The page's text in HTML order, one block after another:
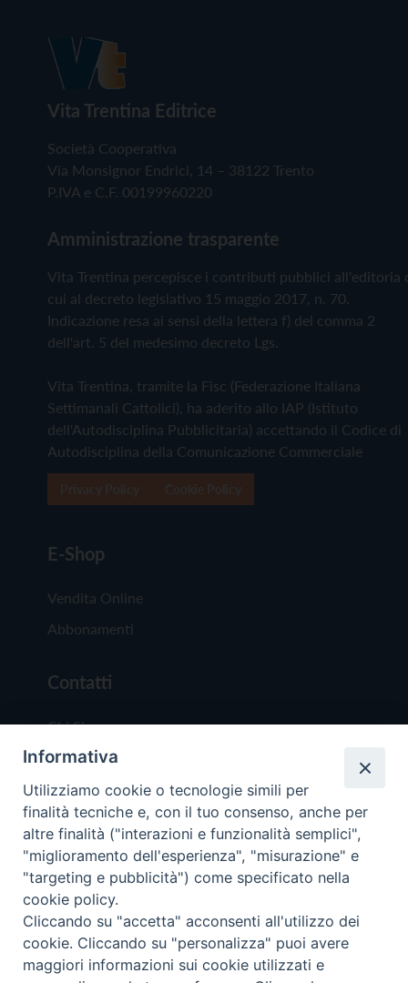
Vita Trentina Editrice
Società Cooperativa
Via Monsignor Endrici, 14 – 38122 Trento
P.IVA e C.F. 00199960220
Amministrazione trasparente
Vita Trentina percepisce i contributi pubblici all'editoria
cui al decreto legislativo 15 maggio 2017, n. 70.
Indicazione resa ai sensi della lettera f) del comma 2
dell'art. 5 del medesimo decreto Lgs.
Vita Trentina, tramite la Fisc (Federazione Italiana
Settimanali Cattolici), ha aderito allo IAP (Istituto
dell'Autodisciplina Pubblicitaria) accettando il Codice di
Autodisciplina della Comunicazione Commerciale
E-Shop
Vendita Online
Abbonamenti
Contatti
Chi Siamo
Redazione
Scrivici
Copyright © 2019 - Tutti i diritti riservati - Vita
Trentina Editrice
Privacy Policy
Informativa
Utilizziamo cookie o tecnologie simili per
finalità tecniche e, con il tuo consenso, anche per
altre finalità ("interazioni e funzionalità semplici",
"miglioramento dell'esperienza", "misurazione" e
"targeting e pubblicità") come specificato nella
cookie policy.
Cliccando su "accetta" acconsenti all'utilizzo dei
cookie. Cliccando su "personalizza" puoi avere
maggiori informazioni sui cookie utilizzati e